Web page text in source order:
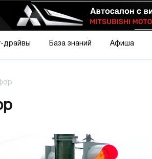
драйвы База знаний Афиша